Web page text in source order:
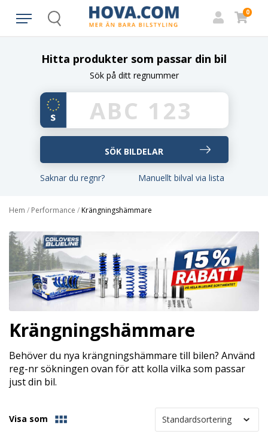
Search
0
Hitta produkter som passar din bil
Sök på ditt regnummer
Saknar du regnr? Manuellt bilval via lista
Hem / Performance /Krängningshämmare
Krängningshämmare
Behöver du nya krängningshämmare till bilen? Använd
reg-nr sökningen ovan för att kolla vilka som passar
just din bil.
Visa som